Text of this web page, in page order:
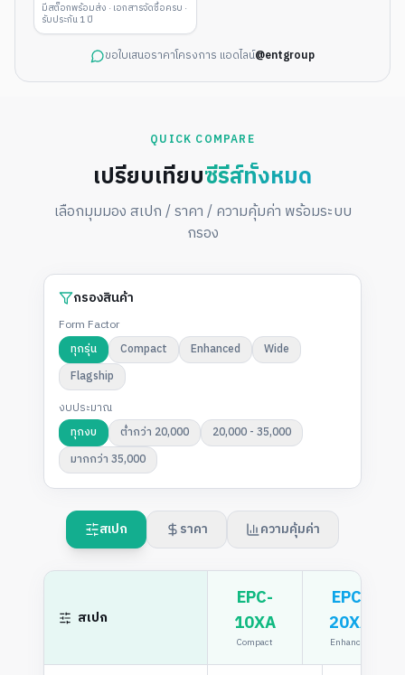
มีสต็อกพร้อมส่ง · เอกสารจัดซื้อครบ ·
รับประกัน 1 ปี
ขอใบเสนอราคาโครงการ แอดไลน์@entgroup
QUICK COMPARE
เปรียบเทียบซีรีส์ทั้งหมด
เลือกมุมมอง สเปก / ราคา / ความคุ้มค่า พร้อมระบบ
กรอง
กรองสินค้า
Form Factor
ทุกรุ่น
Compact Enhanced
Wide
Flagship
งบประมาณ
ทุกงบ
ต่ำกว่า 20,000
20,000 - 35,000
มากกว่า 35,000
สเปก ราคา ความคุ้มค่า
สเปก
EPC-
10XA
Compact
EPC-
20XA
Enhanced